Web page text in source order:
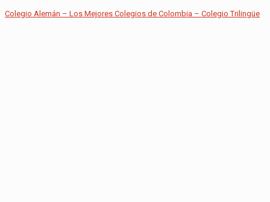
Colegio Alemán – Los Mejores Colegios de Colombia – Colegio Trilingüe